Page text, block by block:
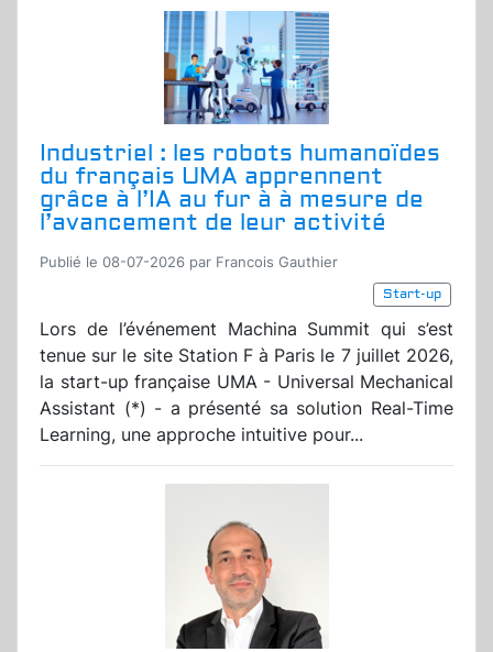
Industriel : les robots humanoïdes
du français UMA apprennent
grâce à l’IA au fur à à mesure de
l’avancement de leur activité
Publié le 08-07-2026 par Francois Gauthier
Start-up
Lors de l’événement Machina Summit qui s’est
tenue sur le site Station F à Paris le 7 juillet 2026,
la start-up française UMA - Universal Mechanical
Assistant (*) - a présenté sa solution Real-Time
Learning, une approche intuitive pour...